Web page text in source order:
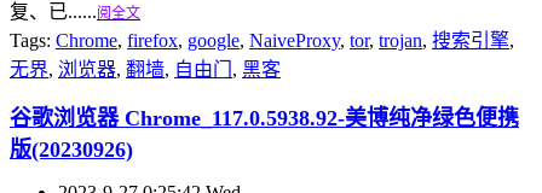
复、已......阅全文
Tags: Chrome, firefox, google, NaiveProxy, tor, trojan, 搜索引擎,
无界, 浏览器, 翻墙, 自由门 , 黑客
谷歌浏览器 Chrome_117.0.5938.92-美博纯净绿色便携
版(20230926)